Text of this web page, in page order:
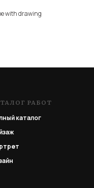
with drawing
РАБОТ
каталог